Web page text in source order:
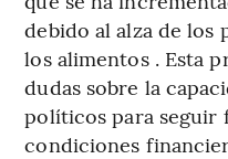
debido al alza de los
los alimentos . Esta
dudas sobre la
políticos para seguir
condiciones